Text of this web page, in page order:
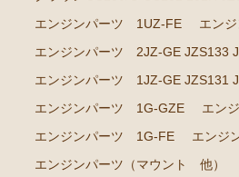
エンジンパーツ 1G-GZE
エンジンパーツ 1G-GE
エンジンパーツ（マウント 他
エンジンパーツ 1UZ-FE
エン
エンジンパーツ 2JZ-GE JZS133
エンジンパーツ 1JZ-GE JZS131
エンジンパーツ 1G-GZE
エン
エンジンパーツ 1G-FE
エンジ
エンジンパーツ（マウント 他）